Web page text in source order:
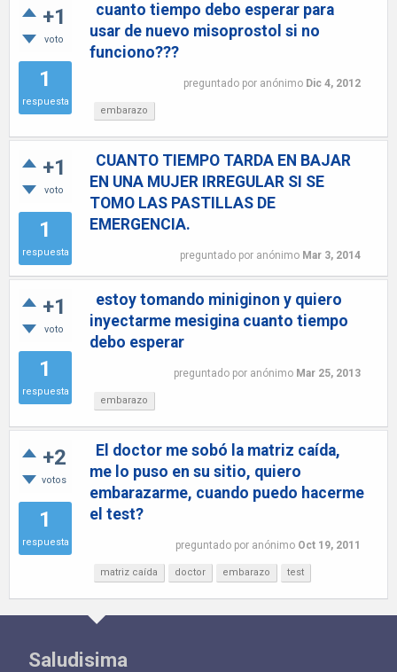
+1
voto
1
respuesta
cuanto tiempo debo esperar para
usar de nuevo misoprostol si no
funciono???
preguntado por anónimo Dic 4, 2012
embarazo
+1
voto
1
respuesta
CUANTO TIEMPO TARDA EN BAJAR
EN UNA MUJER IRREGULAR SI SE
TOMO LAS PASTILLAS DE
EMERGENCIA.
preguntado por anónimo Mar 3, 2014
+1
voto
1
respuesta
estoy tomando miniginon y quiero
inyectarme mesigina cuanto tiempo
debo esperar
preguntado por anónimo Mar 25, 2013
embarazo
+2
votos
1
respuesta
El doctor me sobó la matriz caída,
me lo puso en su sitio, quiero
embarazarme, cuando puedo hacerme
el test?
preguntado por anónimo Oct 19, 2011
matriz caída doctor embarazo test
Saludisima